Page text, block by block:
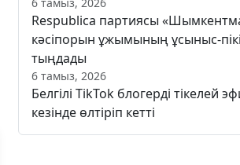
Respublica партиясы
кәсіпорын ұжымының ұсыныс-
тыңдады
6 тамыз, 2026
Белгілі TikTok блогерді тікелей
кезінде өлтіріп кетті